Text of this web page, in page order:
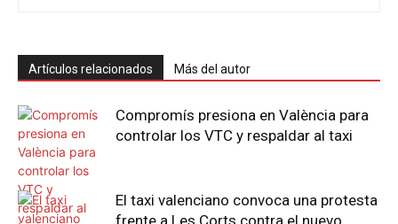
Artículos relacionados Más del autor
Compromís presiona en València para
controlar los VTC y respaldar al taxi
El taxi valenciano convoca una protesta